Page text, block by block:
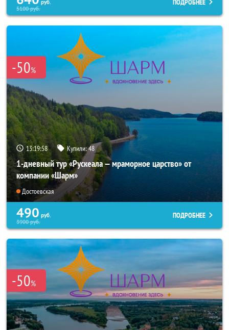
руб.
5100руб.
ПОДРОБНЕЕ
-50%
13:19:57 Купили:48
1-дневный тур «Рускеала — мраморное царство» от
компании «Шарм»
Достоевская
490 руб.
3900руб.
ПОДРОБНЕЕ
-50%